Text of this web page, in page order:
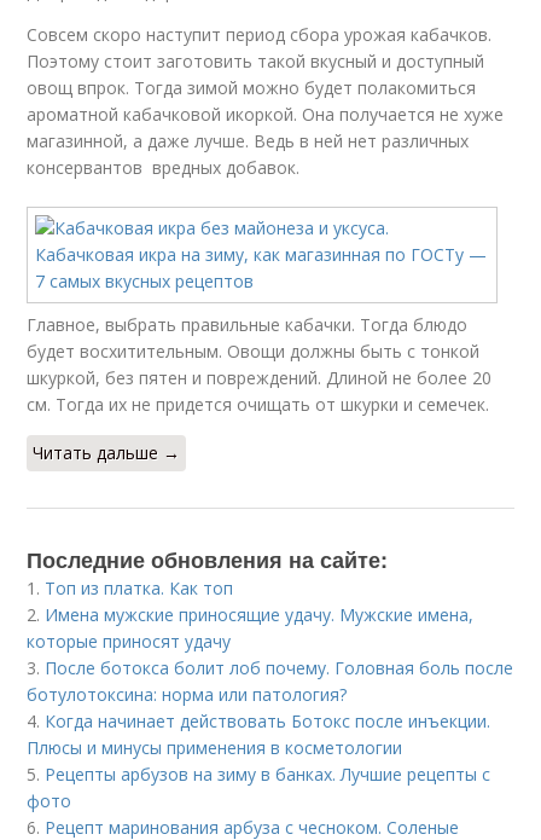
Совсем скоро наступит период сбора урожая кабачков.
Поэтому стоит заготовить такой вкусный и доступный
овощ впрок. Тогда зимой можно будет полакомиться
ароматной кабачковой икоркой. Она получается не хуже
магазинной, а даже лучше. Ведь в ней нет различных
консервантов вредных добавок.
Главное, выбрать правильные кабачки. Тогда блюдо
будет восхитительным. Овощи должны быть с тонкой
шкуркой, без пятен и повреждений. Длиной не более 20
см. Тогда их не придется очищать от шкурки и семечек.
Читать дальше →
Последние обновления на сайте:
1. Топ из платка. Как топ
2. Имена мужские приносящие удачу. Мужские имена,
которые приносят удачу
3. После ботокса болит лоб почему. Головная боль после
ботулотоксина: норма или патология?
4. Когда начинает действовать Ботокс после инъекции.
Плюсы и минусы применения в косметологии
5. Рецепты арбузов на зиму в банках. Лучшие рецепты с
фото
6. Рецепт маринования арбуза с чесноком. Соленые